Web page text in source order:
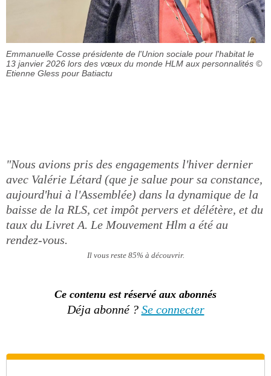
Emmanuelle Cosse présidente de l'Union sociale pour l'habitat le
13 janvier 2026 lors des vœux du monde HLM aux personnalités ©
Etienne Gless pour Batiactu
"Nous avions pris des engagements l'hiver dernier
avec Valérie Létard (que je salue pour sa constance,
aujourd'hui à l'Assemblée) dans la dynamique de la
baisse de la RLS, cet impôt pervers et délétère, et du
taux du Livret A. Le Mouvement Hlm a été au
rendez-vous.
Il vous reste 85% à découvrir.
Ce contenu est réservé aux abonnés
Déja abonné ? Se connecter